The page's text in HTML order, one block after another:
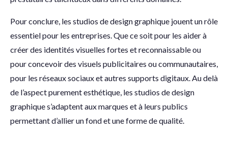
Pour conclure, les studios de design graphique jouent un rôle
essentiel pour les entreprises. Que ce soit pour les aider à
créer des identités visuelles fortes et reconnaissable ou
pour concevoir des visuels publicitaires ou communautaires,
pour les réseaux sociaux et autres supports digitaux. Au delà
de l’aspect purement esthétique, les studios de design
graphique s’adaptent aux marques et à leurs publics
permettant d’allier un fond et une forme de qualité.